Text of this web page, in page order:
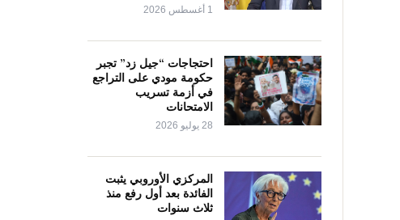
1 أغسطس 2026
احتجاجات “جيل زد” تجبر
حكومة مودي على التراجع
في أزمة تسريب
الامتحانات
28 يوليو 2026
المركزي الأوروبي يثبت
الفائدة بعد أول رفع منذ
ثلاث سنوات